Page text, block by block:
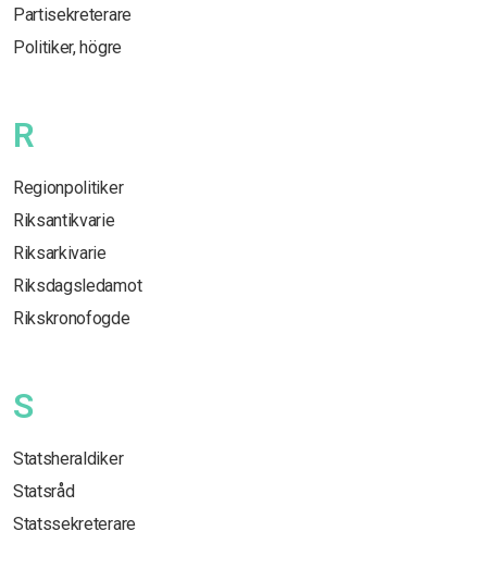
Partisekreterare
Politiker, högre
R
Regionpolitiker
Riksantikvarie
Riksarkivarie
Riksdagsledamot
Rikskronofogde
S
Statsheraldiker
Statsråd
Statssekreterare